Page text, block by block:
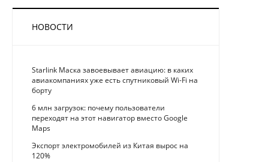
НОВОСТИ
Starlink Маска завоевывает авиацию: в каких
авиакомпаниях уже есть спутниковый Wi-Fi на
борту
6 млн загрузок: почему пользователи
переходят на этот навигатор вместо Google
Maps
Экспорт электромобилей из Китая вырос на
120%